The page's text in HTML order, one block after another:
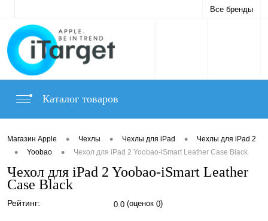
Все бренды
Каталог товаров
Магазин Apple • Чехлы • Чехлы для iPad • Чехлы для iPad 2
• Yoobao • Чехол для iPad 2 Yoobao-iSmart Leather Case Black
Чехол для iPad 2 Yoobao-iSmart Leather
Case Black
Рейтинг: 0.0 (оценок 0)